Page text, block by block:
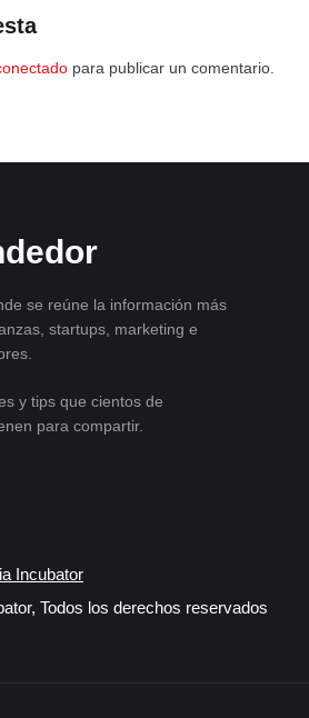
para publicar un comentario.
se reúne la información más
startups, marketing e
y tips que cientos de
para compartir.
Incubator
Todos los derechos reservados